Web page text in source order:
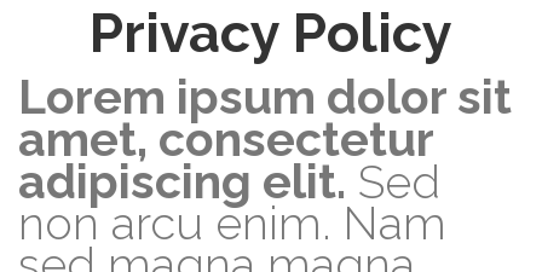
Privacy Policy
Lorem ipsum dolor sit
amet, consectetur
adipiscing elit. Sed
non arcu enim. Nam